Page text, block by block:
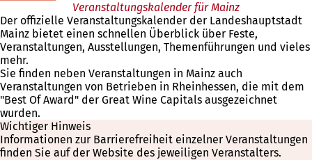
Veranstaltungskalender für Mainz
Der offizielle Veranstaltungskalender der Landeshauptstadt
Mainz bietet einen schnellen Überblick über Feste,
Veranstaltungen, Ausstellungen, Themenführungen und vieles
mehr.
Sie finden neben Veranstaltungen in Mainz auch
Veranstaltungen von Betrieben in Rheinhessen, die mit dem
"Best Of Award" der Great Wine Capitals ausgezeichnet
wurden.
Wichtiger Hinweis
Informationen zur Barrierefreiheit einzelner Veranstaltungen
finden Sie auf der Website des jeweiligen Veranstalters.